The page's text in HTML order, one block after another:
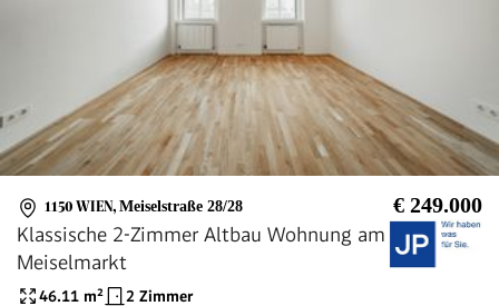
1150 WIEN, Meiselstraße 28/28 € 249.000
Klassische 2-Zimmer Altbau Wohnung am
Meiselmarkt
46.11 m² 2 Zimmer